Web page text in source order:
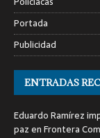
Portada
Publicidad
ENTRADAS
Eduardo Ramírez
paz en Frontera